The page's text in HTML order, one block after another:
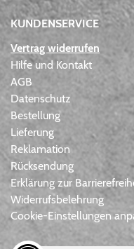
KUNDENSERVICE
Vertrag widerrufen
Hilfe und Kontakt
AGB
Datenschutz
Bestellung
Lieferung
Reklamation
Rücksendung
Erklärung zur
Widerrufsbelehrung
Cookie-Einstellungen